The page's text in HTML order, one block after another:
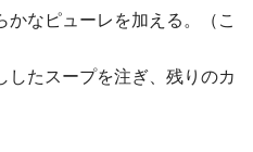
かなピューレを加える。（こ
たスープを注ぎ、残りのカ